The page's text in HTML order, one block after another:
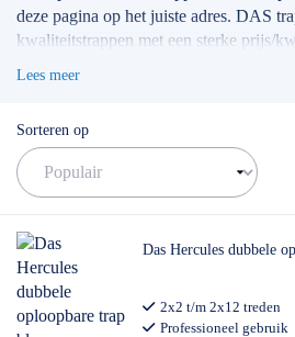
deze pagina op het juiste adres. DAS
kwaliteitstrappen met een sterke prijs/
Van DAS trappen bieden wij enkele- en
Deze trappen worden aangeboden van
meter en een maximale platformhoogte
de trap kunnen vinden die u zoekt, dan
opnemen.
Lees meer
Sorteren op
Das Hercules dubbele
2x2 t/m 2x12 treden
Professioneel gebruik